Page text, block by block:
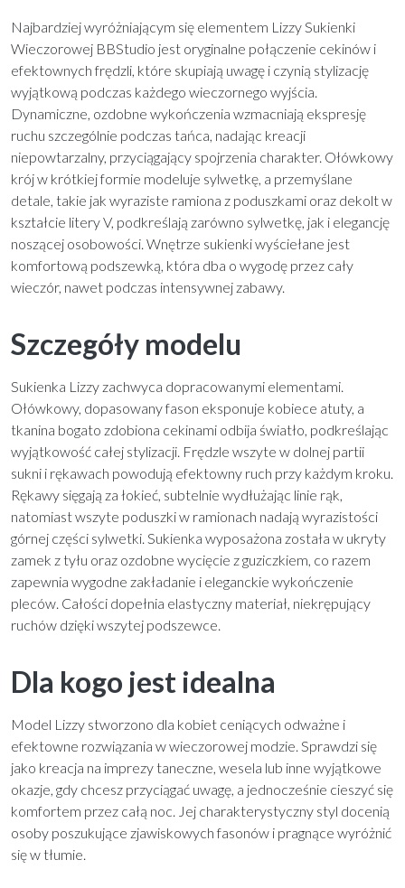
Najbardziej wyróżniającym się elementem Lizzy Sukienki
Wieczorowej BBStudio jest oryginalne połączenie cekinów i
efektownych frędzli, które skupiają uwagę i czynią stylizację
wyjątkową podczas każdego wieczornego wyjścia.
Dynamiczne, ozdobne wykończenia wzmacniają ekspresję
ruchu szczególnie podczas tańca, nadając kreacji
niepowtarzalny, przyciągający spojrzenia charakter. Ołówkowy
krój w krótkiej formie modeluje sylwetkę, a przemyślane
detale, takie jak wyraziste ramiona z poduszkami oraz dekolt w
kształcie litery V, podkreślają zarówno sylwetkę, jak i elegancję
noszącej osobowości. Wnętrze sukienki wyściełane jest
komfortową podszewką, która dba o wygodę przez cały
wieczór, nawet podczas intensywnej zabawy.
Szczegóły modelu
Sukienka Lizzy zachwyca dopracowanymi elementami.
Ołówkowy, dopasowany fason eksponuje kobiece atuty, a
tkanina bogato zdobiona cekinami odbija światło, podkreślając
wyjątkowość całej stylizacji. Frędzle wszyte w dolnej partii
sukni i rękawach powodują efektowny ruch przy każdym kroku.
Rękawy sięgają za łokieć, subtelnie wydłużając linie rąk,
natomiast wszyte poduszki w ramionach nadają wyrazistości
górnej części sylwetki. Sukienka wyposażona została w ukryty
zamek z tyłu oraz ozdobne wycięcie z guziczkiem, co razem
zapewnia wygodne zakładanie i eleganckie wykończenie
pleców. Całości dopełnia elastyczny materiał, niekrępujący
ruchów dzięki wszytej podszewce.
Dla kogo jest idealna
Model Lizzy stworzono dla kobiet ceniących odważne i
efektowne rozwiązania w wieczorowej modzie. Sprawdzi się
jako kreacja na imprezy taneczne, wesela lub inne wyjątkowe
okazje, gdy chcesz przyciągać uwagę, a jednocześnie cieszyć się
komfortem przez całą noc. Jej charakterystyczny styl docenią
osoby poszukujące zjawiskowych fasonów i pragnące wyróżnić
się w tłumie.